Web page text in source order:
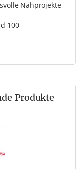
Nähprojekte.
100
Produkte